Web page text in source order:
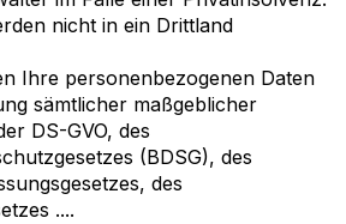
nicht in ein Drittland
Ihre personenbezogenen Daten
sämtlicher maßgeblicher
DS-GVO, des
(BDSG), des
des
....